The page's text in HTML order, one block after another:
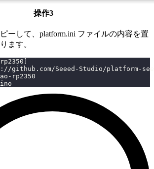
操作3
ーして、platform.ini ファイルの内容を置
ます。
github.com/Seeed-Studio/platform-
rp2350